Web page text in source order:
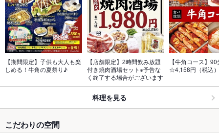
【期間限定】子供も大人も楽
しめる！牛角の夏祭り♪
【店舗限定】2時間飲み放題
付き焼肉酒場セット※予告な
く終了する場合がございます
【牛角コース】
☆4,158円（税込）
料理を見る
こだわりの空間